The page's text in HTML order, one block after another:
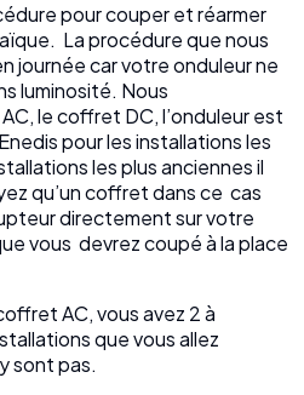
pour couper et réarmer
La procédure que nous
journée car votre onduleur ne
luminosité. Nous
le coffret DC, l’onduleur est
pour les installations les
les plus anciennes il
qu’un coffret dans ce cas
directement sur votre
vous devrez coupé à la place
AC, vous avez 2 à
que vous allez
sont pas.